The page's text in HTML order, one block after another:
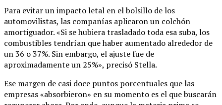
Para evitar un impacto letal en el bolsillo de los
automovilistas, las compañías aplicaron un colchón
amortiguador. «Si se hubiera trasladado toda esa suba, los
combustibles tendrían que haber aumentado alrededor de
un 36 o 37%. Sin embargo, el ajuste fue de
aproximadamente un 25%», precisó Stella.
Ese margen de casi doce puntos porcentuales que las
empresas «absorbieron» en su momento es el que buscarán